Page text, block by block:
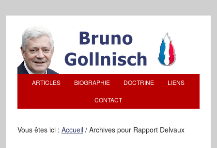
ARTICLES BIOGRAPHIE DOCTRINE LIENS
CONTACT
Vous êtes ici : Accueil /Archives pour Rapport Delvaux